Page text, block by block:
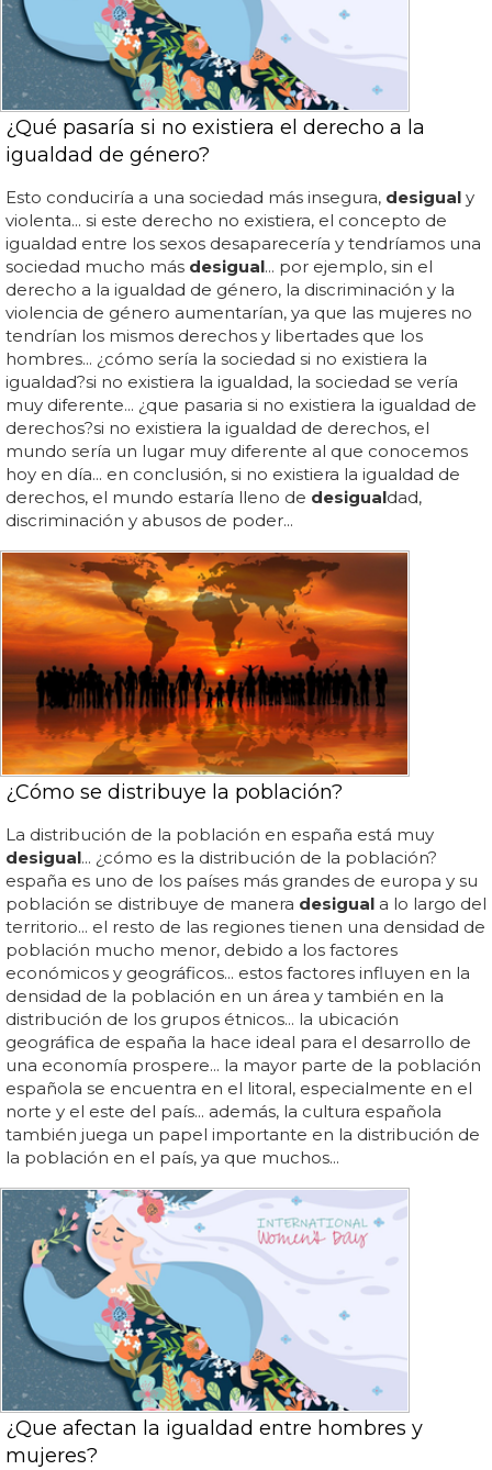
¿Qué pasaría si no existiera el derecho a la
igualdad de género?
Esto conduciría a una sociedad más insegura, desigual y
violenta... si este derecho no existiera, el concepto de
igualdad entre los sexos desaparecería y tendríamos una
sociedad mucho más desigual... por ejemplo, sin el
derecho a la igualdad de género, la discriminación y la
violencia de género aumentarían, ya que las mujeres no
tendrían los mismos derechos y libertades que los
hombres... ¿cómo sería la sociedad si no existiera la
igualdad?si no existiera la igualdad, la sociedad se vería
muy diferente... ¿que pasaria si no existiera la igualdad de
derechos?si no existiera la igualdad de derechos, el
mundo sería un lugar muy diferente al que conocemos
hoy en día... en conclusión, si no existiera la igualdad de
derechos, el mundo estaría lleno de desigualdad,
discriminación y abusos de poder...
¿Cómo se distribuye la población?
La distribución de la población en españa está muy
desigual... ¿cómo es la distribución de la población?
españa es uno de los países más grandes de europa y su
población se distribuye de manera desigual a lo largo del
territorio... el resto de las regiones tienen una densidad de
población mucho menor, debido a los factores
económicos y geográficos... estos factores influyen en la
densidad de la población en un área y también en la
distribución de los grupos étnicos... la ubicación
geográfica de españa la hace ideal para el desarrollo de
una economía prospere... la mayor parte de la población
española se encuentra en el litoral, especialmente en el
norte y el este del país... además, la cultura española
también juega un papel importante en la distribución de
la población en el país, ya que muchos...
¿Que afectan la igualdad entre hombres y
mujeres?